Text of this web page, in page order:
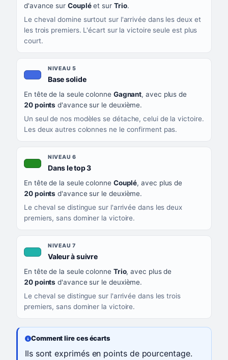
d'avance sur Coupléet sur Trio.
Le cheval domine surtout sur l'arrivée dans les deux et
les trois premiers. L'écart sur la victoire seule est plus
court.
NIVEAU 5
Base solide, couleur bleu roi
En tête de la seule colonne Gagnant, avec plus de
20 points d'avance sur le deuxième.
Un seul de nos modèles se détache, celui de la victoire.
Les deux autres colonnes ne le confirment pas.
NIVEAU 6
Dans le top 3, couleur verte
En tête de la seule colonne Couplé, avec plus de
20 points d'avance sur le deuxième.
Le cheval se distingue sur l'arrivée dans les deux
premiers, sans dominer la victoire.
NIVEAU 7
Valeur à suivre, couleur turquoise
En tête de la seule colonne Trio, avec plus de
20 points d'avance sur le deuxième.
Le cheval se distingue sur l'arrivée dans les trois
premiers, sans dominer la victoire.
Comment lire ces écarts
Ils sont exprimés en points de pourcentage.